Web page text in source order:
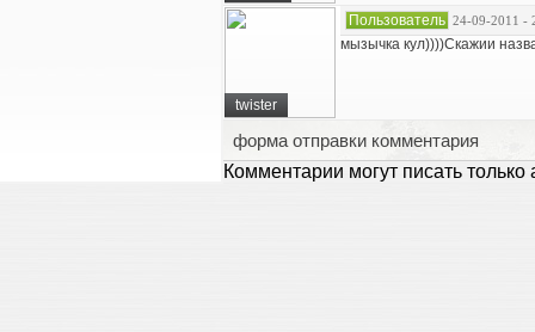
twister
Пользователь 24-09-2011 -
мызычка кул))))Скажии
форма отправки комментария
Комментарии могут писать